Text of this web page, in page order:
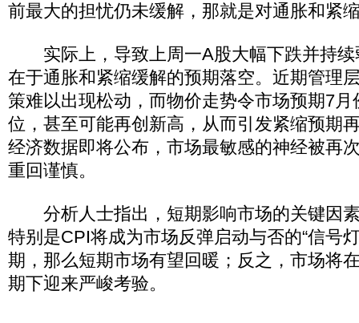
前最大的担忧仍未缓解，那就是对通胀和紧
实际上，导致上周一A股大幅下跌并持续
在于通胀和紧缩缓解的预期落空。近期管理
策难以出现松动，而物价走势令市场预期7
位，甚至可能再创新高，从而引发紧缩预期
经济数据即将公布，市场最敏感的神经被再
重回谨慎。
分析人士指出，短期影响市场的关键因
特别是CPI将成为市场反弹启动与否的“信号
期，那么短期市场有望回暖；反之，市场将
期下迎来严峻考验。